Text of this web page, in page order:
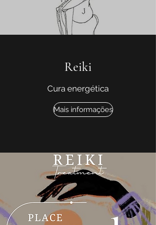
Reiki
Cura energética
Mais informações